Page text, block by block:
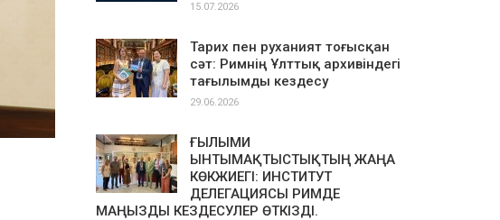
15.07.2026
Тарих пен руханият тоғысқан
сәт: Римнің Ұлттық архивіндегі
тағылымды кездесу
29.06.2026
ҒЫЛЫМИ
ЫНТЫМАҚТЫСТЫҚТЫҢ ЖАҢА
КӨКЖИЕГІ: ИНСТИТУТ
ДЕЛЕГАЦИЯСЫ РИМДЕ
МАҢЫЗДЫ КЕЗДЕСУЛЕР ӨТКІЗДІ.